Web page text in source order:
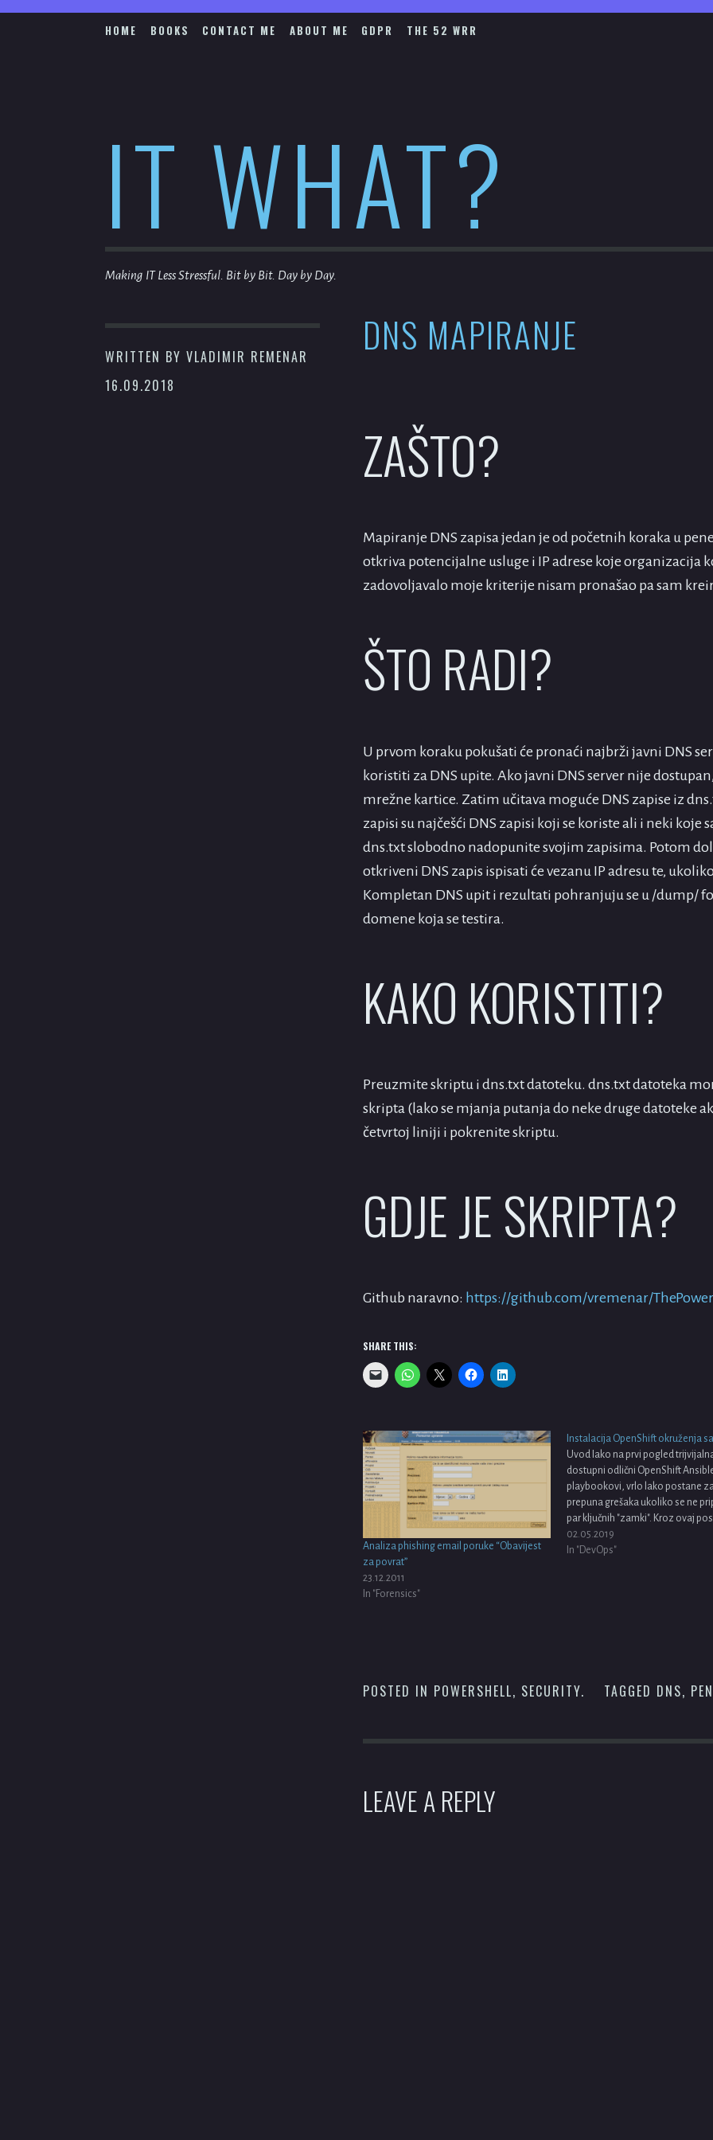
to
HOME BOOKS CONTACT ME ABOUT ME GDPR THE 52 WRR
IT WHAT?
Making IT Less Stressful. Bit by Bit. Day by Day.
WRITTEN BY VLADIMIR REMENAR
16.09.2018
DNS MAPIRANJE
ZAŠTO?
Mapiranje DNS zapisa jedan je od početnih koraka u
otkriva potencijalne usluge i IP adrese koje organizacija
zadovoljavalo moje kriterije nisam pronašao pa sam
ŠTO RADI?
U prvom koraku pokušati će pronaći najbrži javni DNS
koristiti za DNS upite. Ako javni DNS server nije
mrežne kartice. Zatim učitava moguće DNS zapise iz
zapisi su najčešći DNS zapisi koji se koriste ali i neki koje
dns.txt slobodno nadopunite svojim zapisima. Potom
otkriveni DNS zapis ispisati će vezanu IP adresu te,
Kompletan DNS upit i rezultati pohranjuju se u /dump/
domene koja se testira.
KAKO KORISTITI?
Preuzmite skriptu i dns.txt datoteku. dns.txt datoteka
skripta (lako se mjanja putanja do neke druge datoteke
četvrtoj liniji i pokrenite skriptu.
GDJE JE SKRIPTA?
Github naravno: https://github.com/vremenar/
SHARE THIS:
Analiza phishing email poruke “Obavijest
za povrat”
23.12.2011
In "Forensics"
Instalacija OpenShift okruženja
Uvod Iako na prvi pogled
dostupni odlični OpenShift
playbookovi, vrlo lako postane
prepuna grešaka ukoliko se ne
par ključnih "zamki". Kroz ovaj
pokušati ću opisati kroz cijeli
instalacije OpenShift Origin (tj.
02.05.2019
In "DevOps"
POSTED IN POWERSHELL, SECURITY. TAGGED DNS,
LEAVE A REPLY